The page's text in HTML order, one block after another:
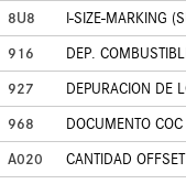
8U8
I-SIZE-MARKING
916
DEP.
927
DEPURACION DE
968
DOCUMENTO
A020
CANTIDAD